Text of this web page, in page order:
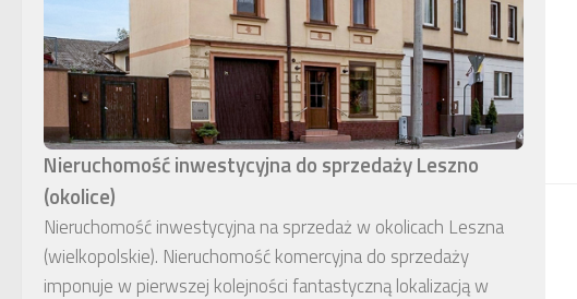
Nieruchomość inwestycyjna do sprzedaży Leszno
(okolice)
Nieruchomość inwestycyjna na sprzedaż w okolicach Leszna
(wielkopolskie). Nieruchomość komercyjna do sprzedaży
imponuje w pierwszej kolejności fantastyczną lokalizacją w